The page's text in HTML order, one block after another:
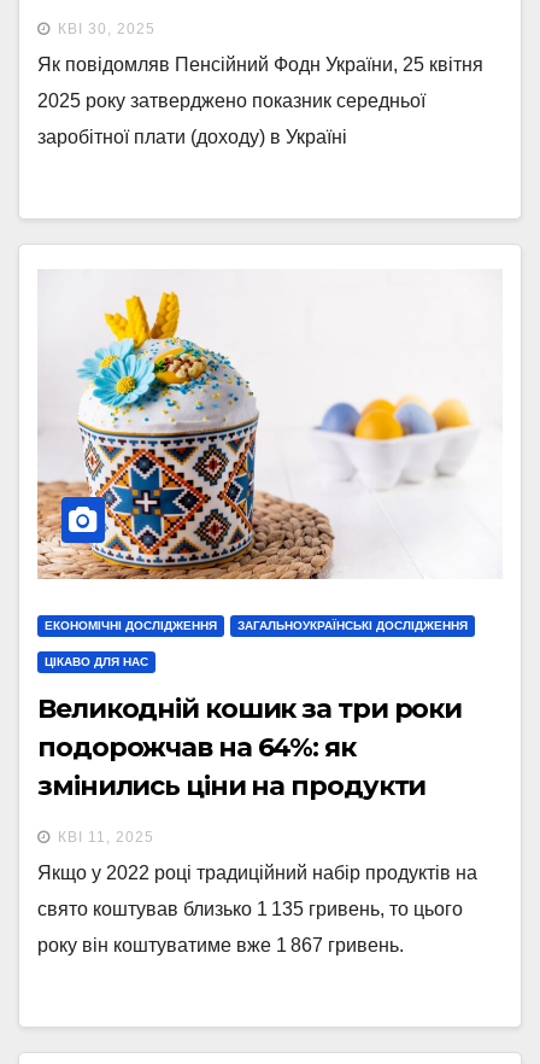
КВІ 30, 2025
Як повідомляв Пенсійний Фодн України, 25 квітня
2025 року затверджено показник середньої
заробітної плати (доходу) в Україні
ЕКОНОМІЧНІ ДОСЛІДЖЕННЯ ЗАГАЛЬНОУКРАЇНСЬКІ ДОСЛІДЖЕННЯ
ЦІКАВО ДЛЯ НАС
Великодній кошик за три роки
подорожчав на 64%: як
змінились ціни на продукти
(інфографіка)
КВІ 11, 2025
Якщо у 2022 році традиційний набір продуктів на
свято коштував близько 1 135 гривень, то цього
року він коштуватиме вже 1 867 гривень.